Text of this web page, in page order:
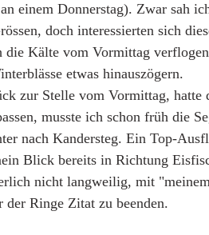
einem Donnerstag). Zwar sah
doch interessierten sich
Kälte vom Vormittag
etwas hinauszögern.
zur Stelle vom Vormittag, hatte
musste ich schon früh die
nach Kandersteg. Ein Top-
Blick bereits in Richtung
nicht langweilig, mit
Ringe Zitat zu beenden.